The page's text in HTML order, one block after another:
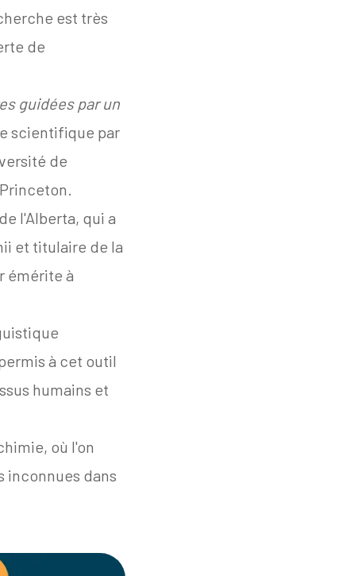
est très
de
guidées par un
scientifique par
de
l'Alberta, qui a
et titulaire de la
émérite à
à cet outil
humains et
où l'on
inconnues dans